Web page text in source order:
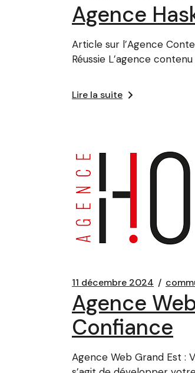
Agence
Article sur l’Agence
Réussie L’agence
Lire la suite
11 décembre 2024
Agence
Confiance
Agence Web Grand Est :